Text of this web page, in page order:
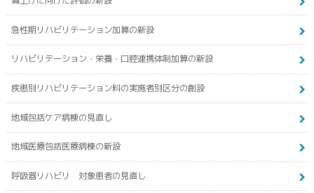
急性期リハビリテーション加算の新設
リハビリテーション・栄養・口腔連携体制加算の新設
疾患別リハビリテーション料の実施者別区分の創設
地域包括ケア病棟の見直し
地域医療包括医療病棟の新設
呼吸器リハビリ 対象患者の見直し